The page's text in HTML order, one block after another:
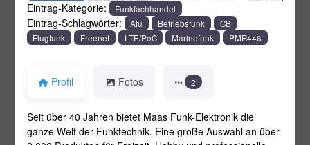
Eintrag-Kategorie: Funkfachhandel
Eintrag-Schlagwörter: Afu Betriebsfunk
CB
Flugfunk
Freenet LTE/PoC Marinefunk PMR446
Profil Fotos 2
Seit über 40 Jahren bietet Maas Funk-Elektronik die
ganze Welt der Funktechnik. Eine große Auswahl an über